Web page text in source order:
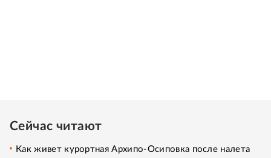
Сейчас читают
Как живет курортная Архипо-Осиповка после налета